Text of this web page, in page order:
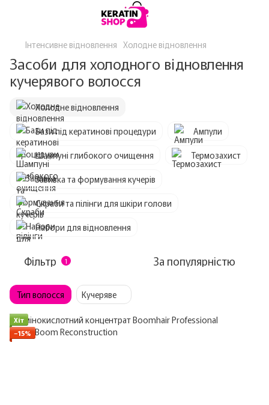
Інтенсивне відновлення Холодне відновлення
Засоби для холодного відновлення
кучерявого волосся
Холодне відновлення
Бази під кератинові процедури
Ампули
Шампуні глибокого очищення
Термозахист
Завивка та формування кучерів
Скраби та пілінги для шкіри голови
Набори для відновлення
Фільтр 1 За популярністю
Тип волосся Кучеряве
Хіт
−15%